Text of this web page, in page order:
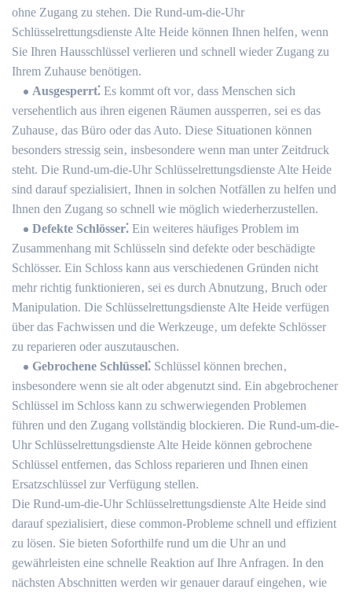
ohne Zugang zu stehen.​ Die Rund-um-die-Uhr
Schlüsselrettungsdienste Alte Heide können Ihnen helfen‚ wenn
Sie Ihren Hausschlüssel verlieren und schnell wieder Zugang zu
Ihrem Zuhause benötigen.​
Ausgesperrt⁚ Es kommt oft vor‚ dass Menschen sich
versehentlich aus ihren eigenen Räumen aussperren‚ sei es das
Zuhause‚ das Büro oder das Auto.​ Diese Situationen können
besonders stressig sein‚ insbesondere wenn man unter Zeitdruck
steht.​ Die Rund-um-die-Uhr Schlüsselrettungsdienste Alte Heide
sind darauf spezialisiert‚ Ihnen in solchen Notfällen zu helfen und
Ihnen den Zugang so schnell wie möglich wiederherzustellen.​
Defekte Schlösser⁚ Ein weiteres häufiges Problem im
Zusammenhang mit Schlüsseln sind defekte oder beschädigte
Schlösser.​ Ein Schloss kann aus verschiedenen Gründen nicht
mehr richtig funktionieren‚ sei es durch Abnutzung‚ Bruch oder
Manipulation.​ Die Schlüsselrettungsdienste Alte Heide verfügen
über das Fachwissen und die Werkzeuge‚ um defekte Schlösser
zu reparieren oder auszutauschen.
Gebrochene Schlüssel⁚ Schlüssel können brechen‚
insbesondere wenn sie alt oder abgenutzt sind.​ Ein abgebrochener
Schlüssel im Schloss kann zu schwerwiegenden Problemen
führen und den Zugang vollständig blockieren.​ Die Rund-um-die-
Uhr Schlüsselrettungsdienste Alte Heide können gebrochene
Schlüssel entfernen‚ das Schloss reparieren und Ihnen einen
Ersatzschlüssel zur Verfügung stellen.​
Die Rund-um-die-Uhr Schlüsselrettungsdienste Alte Heide sind
darauf spezialisiert‚ diese common-Probleme schnell und effizient
zu lösen. Sie bieten Soforthilfe rund um die Uhr an und
gewährleisten eine schnelle Reaktion auf Ihre Anfragen.​ In den
nächsten Abschnitten werden wir genauer darauf eingehen‚ wie